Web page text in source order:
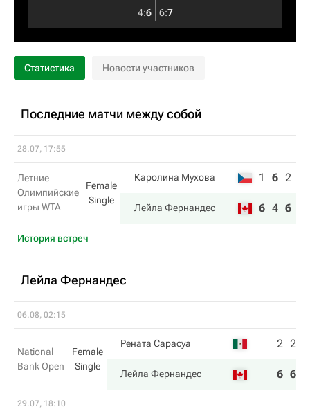
4:6 6:7
Статистика Новости участников
Последние матчи между собой
28.07, 17:55
Летние
Олимпийские
игры WTA
Female
Single
Каролина Мухова 1 6 2
Лейла Фернандес 6 4 6
История встреч
Лейла Фернандес
06.08, 02:15
National
Bank Open
Female
Single
Рената Сарасуа 2 2
Лейла Фернандес 6 6
29.07, 18:10